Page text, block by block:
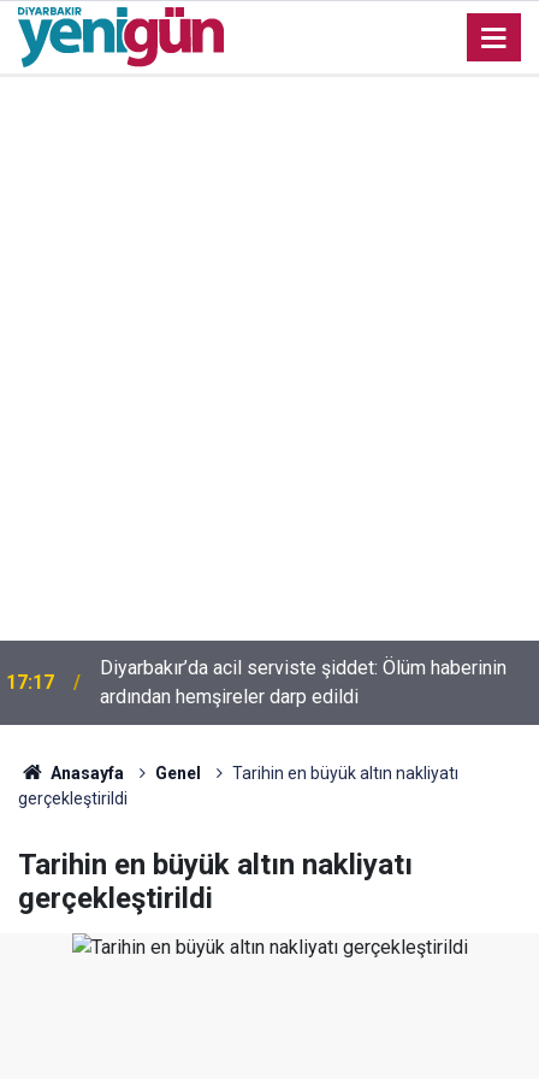
17:17
Diyarbakır’da acil serviste şiddet: Ölüm haberinin
ardından hemşireler darp edildi
14:45
Diyarbakır'da Özel Harekat destekli gece
operasyonu; Çok sayıda gözaltı!
Anasayfa Genel
Tarihin en büyük altın nakliyatı
gerçekleştirildi
Tarihin en büyük altın nakliyatı
gerçekleştirildi